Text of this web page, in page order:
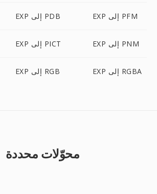
EXP إلى PDB EXP إلى PFM
EXP إلى PICT EXP إلى PNM
EXP إلى RGB EXP إلى RGBA
محوّلات محددة